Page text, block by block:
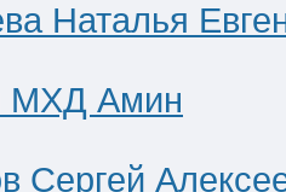
Наталья
МХД Амин
Сергей